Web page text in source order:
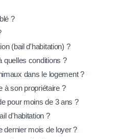
?
(bail d'habitation) ?
quelles conditions ?
dans le logement ?
à son propriétaire ?
pour moins de 3 ans ?
d'habitation ?
dernier mois de loyer ?